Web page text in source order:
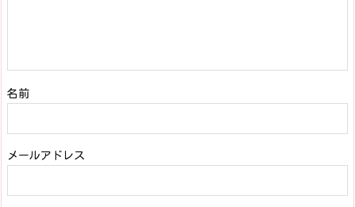
名前
メールアドレス